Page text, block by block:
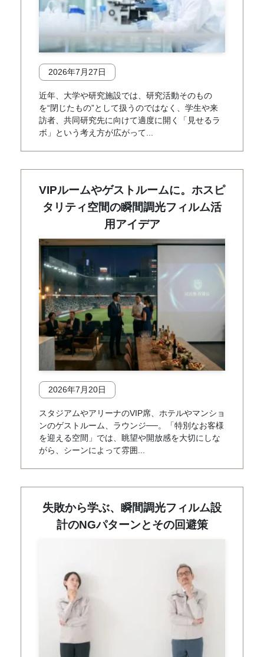
2026年7月27日
近年、大学や研究施設では、研究活動そのもの
を“閉じたもの”として扱うのではなく、学生や来
訪者、共同研究先に向けて適度に開く「見せるラ
ボ」という考え方が広がって...
VIPルームやゲストルームに。ホスピ
タリティ空間の瞬間調光フィルム活
用アイデア
2026年7月20日
スタジアムやアリーナのVIP席、ホテルやマンショ
ンのゲストルーム、ラウンジ──。「特別なお客様
を迎える空間」では、眺望や開放感を大切にしな
がら、シーンによって雰囲...
失敗から学ぶ、瞬間調光フィルム設
計のNGパターンとその回避策